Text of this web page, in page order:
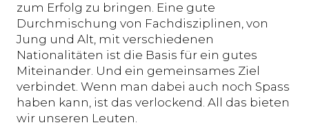
zum Erfolg zu bringen. Eine gute
Durchmischung von Fachdisziplinen, von
Jung und Alt, mit verschiedenen
Nationalitäten ist die Basis für ein gutes
Miteinander. Und ein gemeinsames Ziel
verbindet. Wenn man dabei auch noch Spass
haben kann, ist das verlockend. All das bieten
wir unseren Leuten.